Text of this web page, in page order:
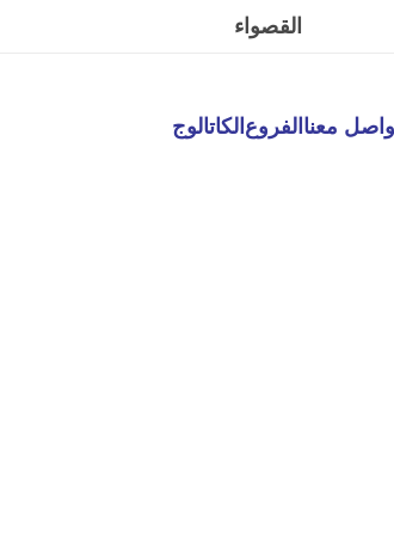
القصواء
معنا الفروع الكاتالوج